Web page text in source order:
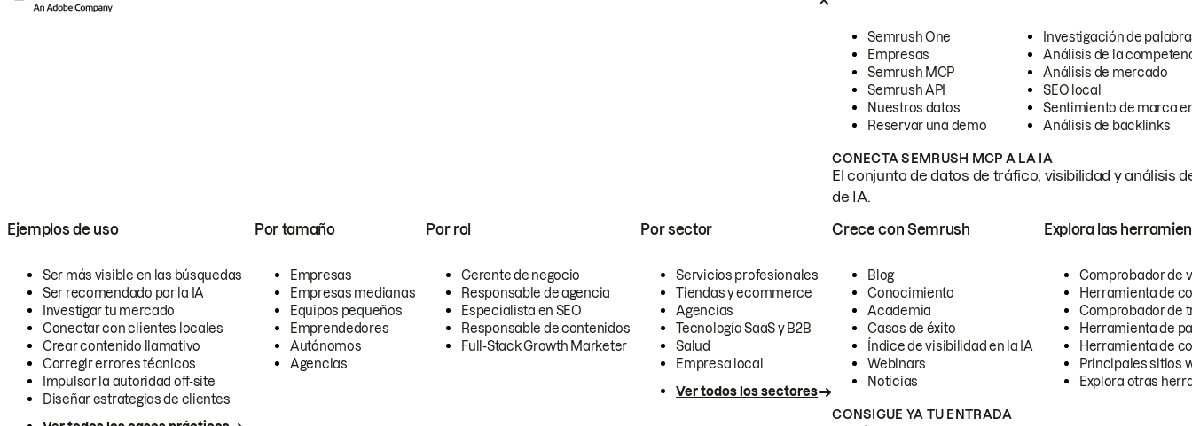
Semrush One
Empresas
Semrush MCP
Semrush API
Nuestros datos
Reservar una demo
Investigación de
Análisis de la
Análisis de mercado
SEO local
Sentimiento de marca
Análisis de backlinks
CONECTA SEMRUSH MCP A LA IA
El conjunto de datos de tráfico, visibilidad y análisis
de IA.
Ejemplos de uso
Ser más visible en las búsquedas
Ser recomendado por la IA
Investigar tu mercado
Conectar con clientes locales
Crear contenido llamativo
Corregir errores técnicos
Impulsar la autoridad off-site
Diseñar estrategias de clientes
Por tamaño
Empresas
Empresas medianas
Equipos pequeños
Emprendedores
Autónomos
Agencias
Por rol
Gerente de negocio
Responsable de agencia
Especialista en SEO
Responsable de contenidos
Full-Stack Growth Marketer
Por sector
Servicios profesionales
Tiendas y ecommerce
Agencias
Tecnología SaaS y B2B
Salud
Empresa local
Ver todos los sectores
Crece con Semrush
Blog
Conocimiento
Academia
Casos de éxito
Índice de visibilidad en la IA
Webinars
Noticias
Explora las
Comprobador de
Herramienta de
Comprobador de
Herramienta de
Herramienta de
Principales sitios
Explora otras
CONSIGUE YA TU ENTRADA